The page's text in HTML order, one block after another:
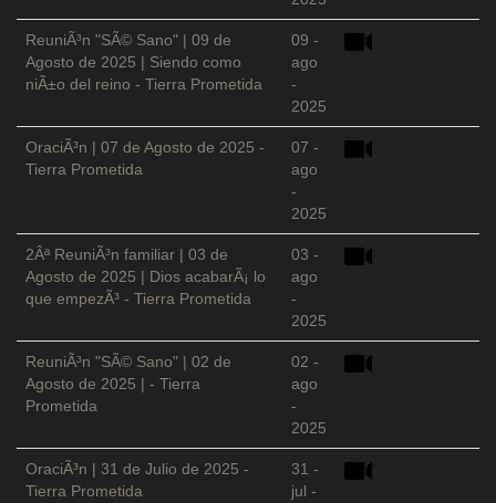
ReuniÃ³n "SÃ© Sano" | 09 de
Agosto de 2025 | Siendo como
niÃ±o del reino - Tierra Prometida
09 -
ago
-
2025
OraciÃ³n | 07 de Agosto de 2025 -
Tierra Prometida
07 -
ago
-
2025
2Âª ReuniÃ³n familiar | 03 de
Agosto de 2025 | Dios acabarÃ¡ lo
que empezÃ³ - Tierra Prometida
03 -
ago
-
2025
ReuniÃ³n "SÃ© Sano" | 02 de
Agosto de 2025 | - Tierra
Prometida
02 -
ago
-
2025
OraciÃ³n | 31 de Julio de 2025 -
Tierra Prometida
31 -
jul -